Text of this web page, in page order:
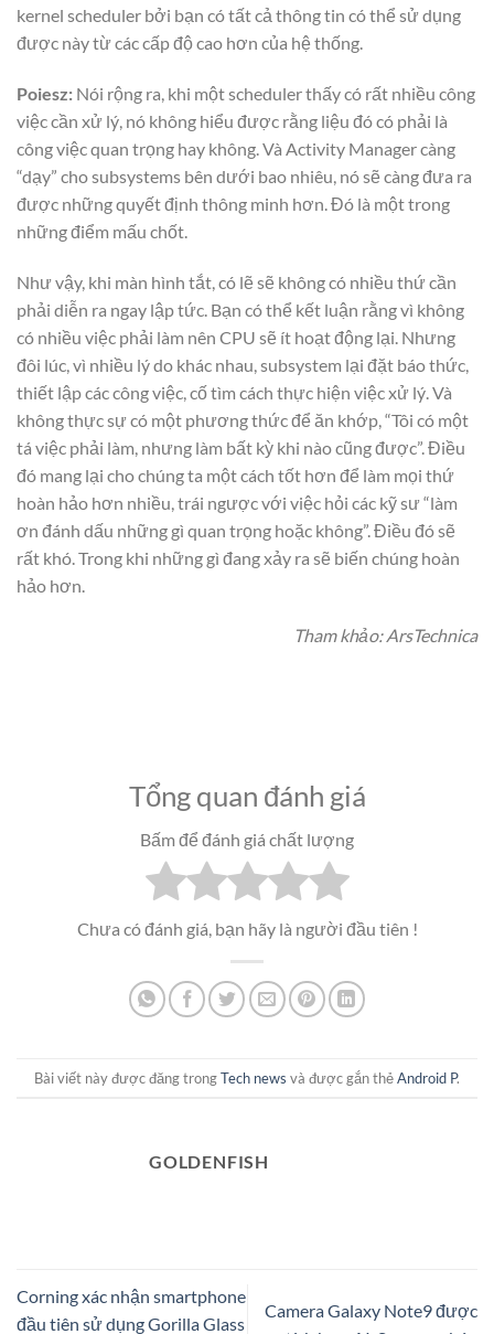
kernel scheduler bởi bạn có tất cả thông tin có thể sử dụng
được này từ các cấp độ cao hơn của hệ thống.
Poiesz: Nói rộng ra, khi một scheduler thấy có rất nhiều công
việc cần xử lý, nó không hiểu được rằng liệu đó có phải là
công việc quan trọng hay không. Và Activity Manager càng
“dạy” cho subsystems bên dưới bao nhiêu, nó sẽ càng đưa ra
được những quyết định thông minh hơn. Đó là một trong
những điểm mấu chốt.
Như vậy, khi màn hình tắt, có lẽ sẽ không có nhiều thứ cần
phải diễn ra ngay lập tức. Bạn có thể kết luận rằng vì không
có nhiều việc phải làm nên CPU sẽ ít hoạt động lại. Nhưng
đôi lúc, vì nhiều lý do khác nhau, subsystem lại đặt báo thức,
thiết lập các công việc, cố tìm cách thực hiện việc xử lý. Và
không thực sự có một phương thức để ăn khớp, “Tôi có một
tá việc phải làm, nhưng làm bất kỳ khi nào cũng được”. Điều
đó mang lại cho chúng ta một cách tốt hơn để làm mọi thứ
hoàn hảo hơn nhiều, trái ngược với việc hỏi các kỹ sư “làm
ơn đánh dấu những gì quan trọng hoặc không”. Điều đó sẽ
rất khó. Trong khi những gì đang xảy ra sẽ biến chúng hoàn
hảo hơn.
Tham khảo: ArsTechnica
Tổng quan đánh giá
Bấm để đánh giá chất lượng
Chưa có đánh giá, bạn hãy là người đầu tiên !
Bài viết này được đăng trongTech news và được gắn thẻAndroid P.
GOLDENFISH
Corning xác nhận smartphone
đầu tiên sử dụng Gorilla Glass
Camera Galaxy Note9 được